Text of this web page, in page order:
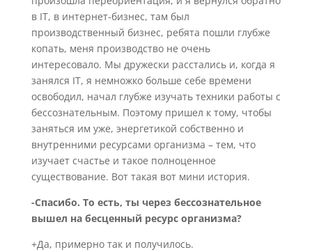
в IT, в интернет-бизнес, там был
производственный бизнес, ребята пошли глубже
копать, меня производство не очень
интересовало. Мы дружески расстались и, когда я
занялся IT, я немножко больше себе времени
освободил, начал глубже изучать техники работы с
бессознательным. Поэтому пришел к тому, чтобы
заняться им уже, энергетикой собственно и
внутренними ресурсами организма – тем, что
изучает счастье и такое полноценное
существование. Вот такая вот мини история.
-Спасибо. То есть, ты через бессознательное
вышел на бесценный ресурс организма?
+Да, примерно так и получилось.